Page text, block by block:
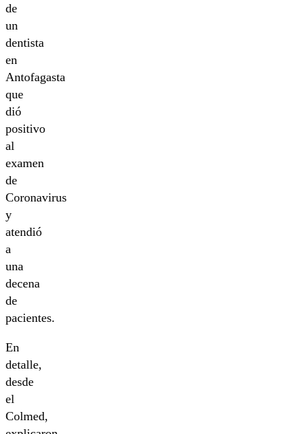
de
un
dentista
en
Antofagasta
que
dió
positivo
al
examen
de
Coronavirus
y
atendió
a
una
decena
de
pacientes.
En
detalle,
desde
el
Colmed,